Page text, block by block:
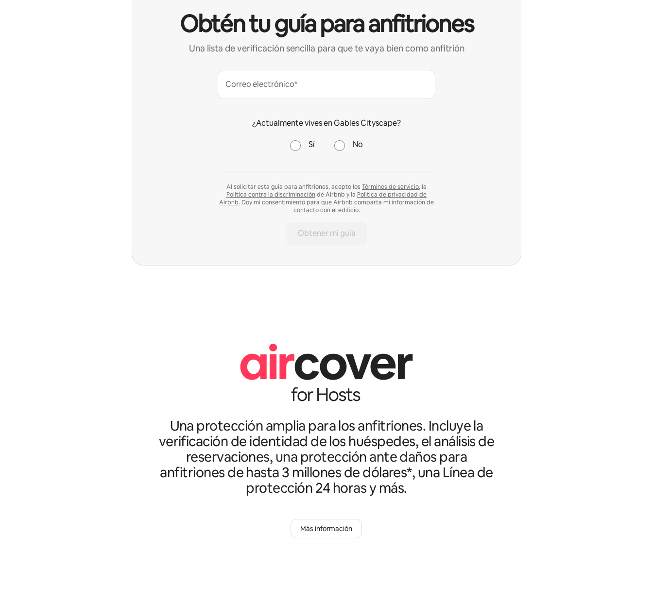
Obtén tu guía para anfitriones
Una lista de verificación sencilla para que te vaya bien como anfitrión
Correo electrónico*
¿Actualmente vives en Gables Cityscape?
Sí No
Al solicitar esta guía para anfitriones, acepto los Términos de servicio, la
Política contra la discriminación de Airbnb y la Política de privacidad de
Airbnb. Doy mi consentimiento para que Airbnb comparta mi información de
contacto con el edificio.
Obtener mi guía
Una protección amplia para los anfitriones. Incluye la
verificación de identidad de los huéspedes, el análisis de
reservaciones, una protección ante daños para
anfitriones de hasta 3 millones de dólares*, una Línea de
protección 24 horas y más.
Más información